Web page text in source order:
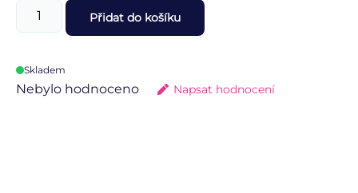
Přidat do košíku
Skladem
Nebylo hodnoceno Napsat hodnocení